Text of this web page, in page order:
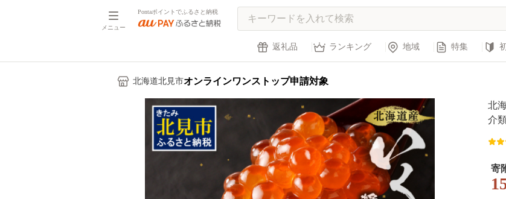
メニュー
Pontaポイントでふるさと納税
返礼品 ランキング 地域 特集
北海道北見市オンラインワンストップ申請対象
北
介
ト
寄